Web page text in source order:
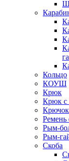
Кольцо
КОУШ
Крюк
Крюк с
Ремень
Рым-
Рым-
Скоба